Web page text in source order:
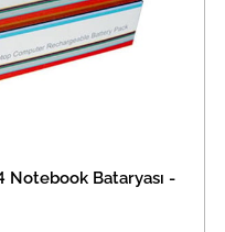
Notebook Bataryası -